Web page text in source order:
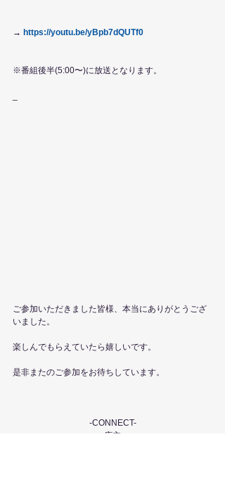
→ https://youtu.be/yBpb7dQUTf0
※番組後半(5:00〜)に放送となります。
ご参加いただきました皆様、本当にありがとうござ
いました。
楽しんでもらえていたら嬉しいです。
是非またのご参加をお待ちしています。
-CONNECT-
店主